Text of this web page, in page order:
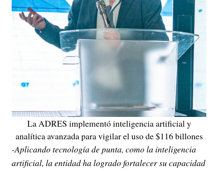
La ADRES implementó inteligencia artificial y
analítica avanzada para vigilar el uso de $116 billones
-Aplicando tecnología de punta, como la inteligencia
artificial, la entidad ha logrado fortalecer su capacidad